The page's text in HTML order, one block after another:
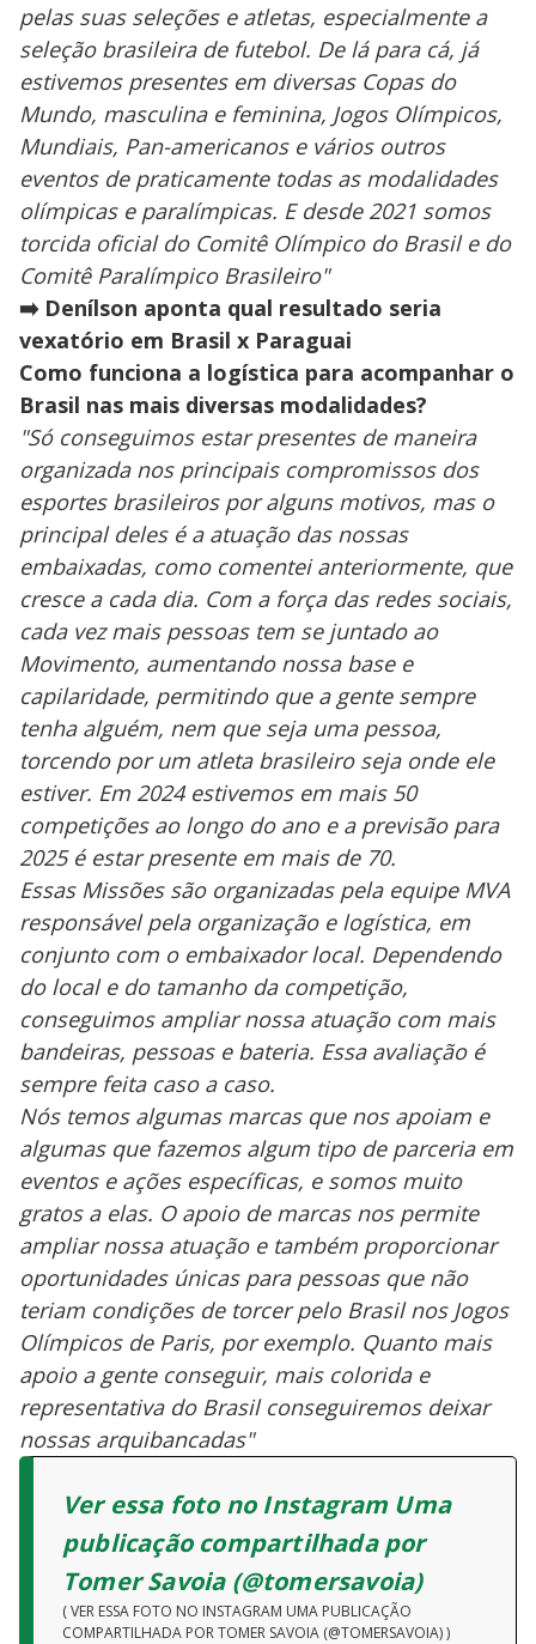
pelas suas seleções e atletas, especialmente a
seleção brasileira de futebol. De lá para cá, já
estivemos presentes em diversas Copas do
Mundo, masculina e feminina, Jogos Olímpicos,
Mundiais, Pan-americanos e vários outros
eventos de praticamente todas as modalidades
olímpicas e paralímpicas. E desde 2021 somos
torcida oficial do Comitê Olímpico do Brasil e do
Comitê Paralímpico Brasileiro"
➡️ Denílson aponta qual resultado seria
vexatório em Brasil x Paraguai
Como funciona a logística para acompanhar o
Brasil nas mais diversas modalidades?
"Só conseguimos estar presentes de maneira
organizada nos principais compromissos dos
esportes brasileiros por alguns motivos, mas o
principal deles é a atuação das nossas
embaixadas, como comentei anteriormente, que
cresce a cada dia. Com a força das redes sociais,
cada vez mais pessoas tem se juntado ao
Movimento, aumentando nossa base e
capilaridade, permitindo que a gente sempre
tenha alguém, nem que seja uma pessoa,
torcendo por um atleta brasileiro seja onde ele
estiver. Em 2024 estivemos em mais 50
competições ao longo do ano e a previsão para
2025 é estar presente em mais de 70.
Essas Missões são organizadas pela equipe MVA
responsável pela organização e logística, em
conjunto com o embaixador local. Dependendo
do local e do tamanho da competição,
conseguimos ampliar nossa atuação com mais
bandeiras, pessoas e bateria. Essa avaliação é
sempre feita caso a caso.
Nós temos algumas marcas que nos apoiam e
algumas que fazemos algum tipo de parceria em
eventos e ações específicas, e somos muito
gratos a elas. O apoio de marcas nos permite
ampliar nossa atuação e também proporcionar
oportunidades únicas para pessoas que não
teriam condições de torcer pelo Brasil nos Jogos
Olímpicos de Paris, por exemplo. Quanto mais
apoio a gente conseguir, mais colorida e
representativa do Brasil conseguiremos deixar
nossas arquibancadas"
Ver essa foto no Instagram Uma
publicação compartilhada por
Tomer Savoia (@tomersavoia)
( VER ESSA FOTO NO INSTAGRAM UMA PUBLICAÇÃO
COMPARTILHADA POR TOMER SAVOIA (@TOMERSAVOIA) )